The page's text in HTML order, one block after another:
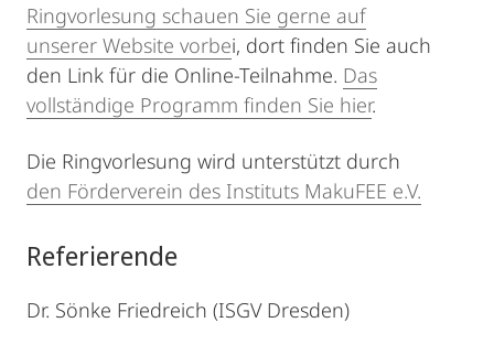
Ringvorlesung schauen Sie gerne auf
unserer Website vorbei, dort finden Sie auch
den Link für die Online-Teilnahme. Das
vollständige Programm finden Sie hier.
Die Ringvorlesung wird unterstützt durch
den Förderverein des Instituts MakuFEE e.V.
Referierende
Dr. Sönke Friedreich (ISGV Dresden)